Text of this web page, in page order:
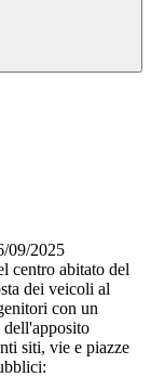
09/2025
centro abitato del
dei veicoli al
con un
dell'apposito
siti, vie e piazze